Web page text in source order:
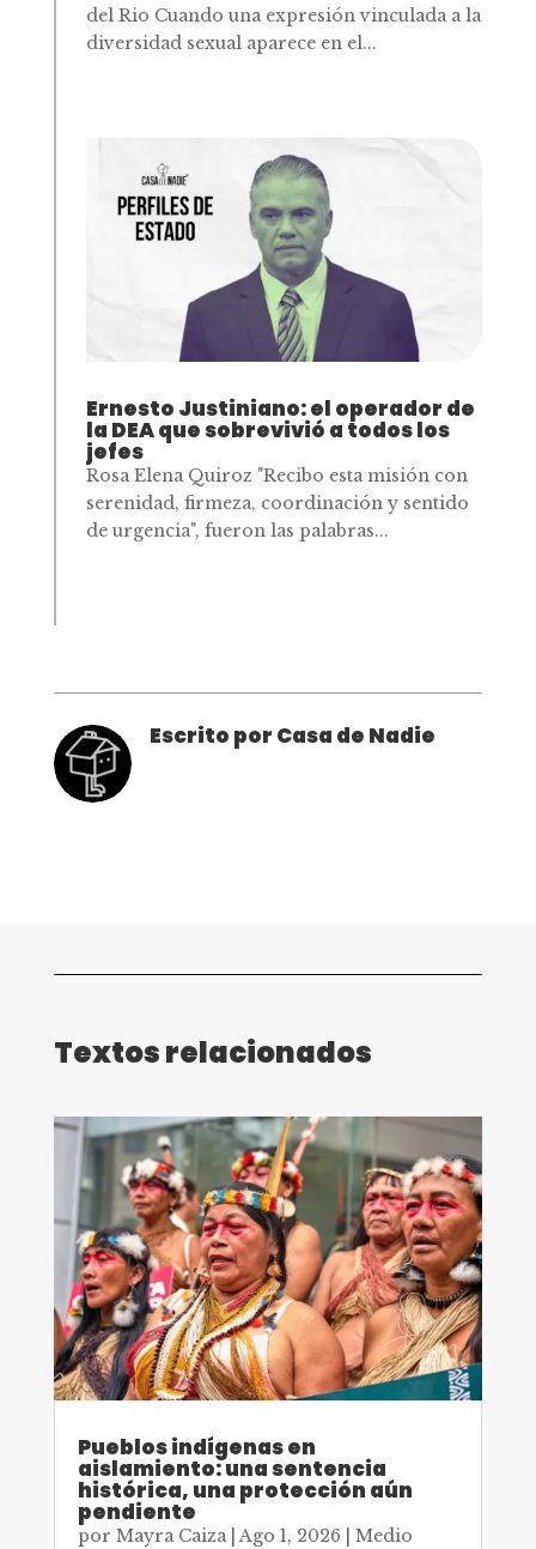
del Rio Cuando una expresión vinculada a la
diversidad sexual aparece en el...
Ernesto Justiniano: el operador de
la DEA que sobrevivió a todos los
jefes
Rosa Elena Quiroz "Recibo esta misión con
serenidad, firmeza, coordinación y sentido
de urgencia", fueron las palabras...
Escrito por Casa de Nadie
Textos relacionados
Pueblos indígenas en
aislamiento: una sentencia
histórica, una protección aún
pendiente
por Mayra Caiza|Ago 1, 2026
Medio